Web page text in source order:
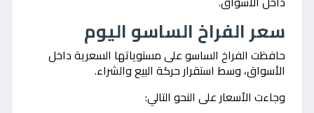
سعر الفراخ الساسو اليوم
حافظت الفراخ الساسو على مستوياتها السعرية داخل
الأسواق، وسط استقرار حركة البيع والشراء.
وجاءت الأسعار على النحو التالي: